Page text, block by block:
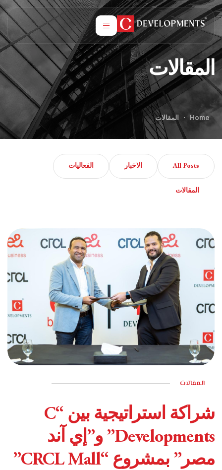
المقالات
Home المقالات
All Posts الاخبار الفعاليات
المقالات
المقالات
شراكة استراتيجية بين “C
Developments” و”إي آند
مصر” بمشروع “CRCL Mall”